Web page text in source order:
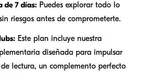
de 7 días: Puedes explorar todo lo
riesgos antes de comprometerte.
Este plan incluye nuestra
diseñada para impulsar
lectura, un complemento perfecto